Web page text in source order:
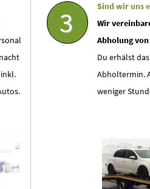
3
Sind wir uns
Wir
Abholung
Du erhälst
Abholtermin.
weniger